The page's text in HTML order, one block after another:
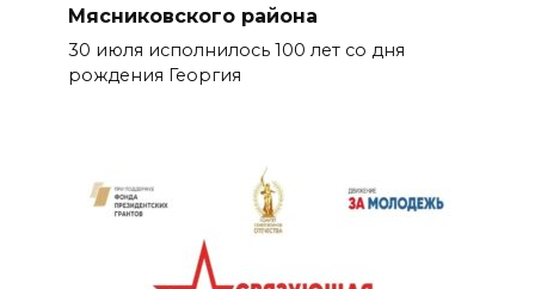
Мясниковского района
30 июля исполнилось 100 лет со дня
рождения Георгия